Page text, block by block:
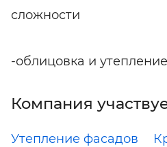
сложности
-облицовка и
Компания
Утепление фасадов